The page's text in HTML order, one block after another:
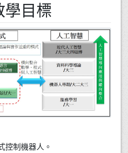
學目標
控制機器人。